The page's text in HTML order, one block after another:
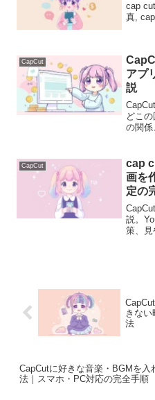
cap
真,
CapCut
アプ
説
どこ
の関係
CapCut
cap
画を
定の
説。
策、見
きな
法
CapCutに好きな音楽・BGMを入
法｜スマホ・PC対応の完全手順